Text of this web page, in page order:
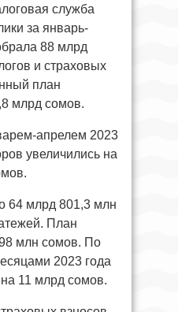
служба
за январь-
88 млрд
и страховых
план
млрд сомов.
апрелем 2023
увеличились на
64 млрд 801,3 млн
План
млн сомов. По
2023 года
11 млрд сомов.